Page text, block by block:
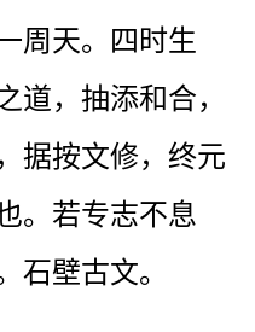
周天。四时生
道，抽添和合，
据按文修，终元
。若专志不息
石壁古文。